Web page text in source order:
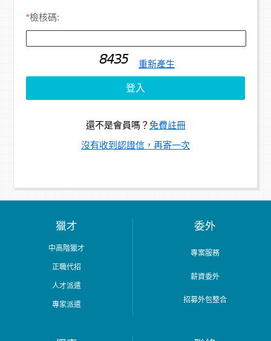
*檢核碼:
重新產生
還不是會員嗎？ 免費註冊
沒有收到認證信，再寄一次
獵才
中高階獵才
正職代招
人才派遣
專家派遣
委外
專案服務
薪資委外
招募外包整合